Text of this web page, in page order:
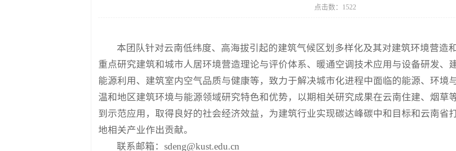
本团队针对云南低纬度、高海拔引起的建筑气候区划多样化及其对建筑环境营造
重点研究建筑和城市人居环境营造理论与评价体系、暖通空调技术应用与设备研发、
能源利用、建筑室内空气品质与健康等，致力于解决城市化进程中面临的能源、环境
温和地区建筑环境与能源领域研究特色和优势，以期相关研究成果在云南住建、烟草
到示范应用，取得良好的社会经济效益，为建筑行业实现碳达峰碳中和目标和云南省
地相关产业作出贡献。
联系邮箱：sdeng@kust.edu.cn